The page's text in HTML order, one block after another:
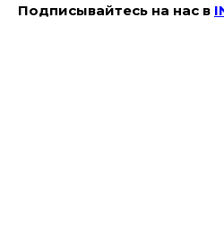
Подписывайтесь на наc в